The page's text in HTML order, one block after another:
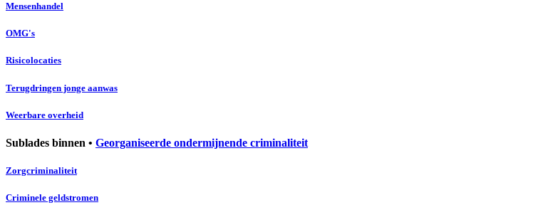
Mensenhandel
OMG's
Risicolocaties
Terugdringen jonge aanwas
Weerbare overheid
Sublades binnen • Georganiseerde ondermijnende criminaliteit
Zorgcriminaliteit
Criminele geldstromen